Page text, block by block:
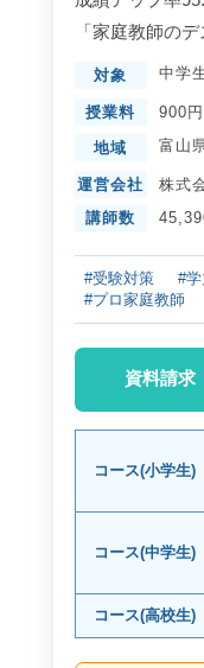
「家庭教師の
対象 中学
授業料 900
地域 富山
運営会社
株式
講師数
#受験対策 #
#プロ家庭教師
資料請求
コース(小学生)
コース(中学生)
コース(高校生)